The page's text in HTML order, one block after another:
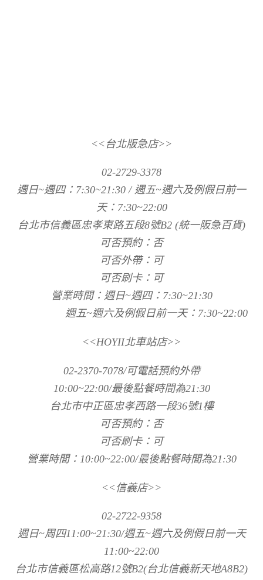
<<台北版急店>>
02-2729-3378
週日~週四：7:30~21:30 / 週五~週六及例假日前一
天：7:30~22:00
台北市信義區忠孝東路五段8號B2 (統一阪急百貨)
可否預約：否
可否外帶：可
可否刷卡：可
營業時間：週日~週四：7:30~21:30
週五~週六及例假日前一天：7:30~22:00
<<HOYII北車站店>>
02-2370-7078/可電話預約外帶
10:00~22:00/最後點餐時間為21:30
台北市中正區忠孝西路一段36號1樓
可否預約：否
可否刷卡：可
營業時間：10:00~22:00/最後點餐時間為21:30
<<信義店>>
02-2722-9358
週日~周四11:00~21:30/週五~週六及例假日前一天
11:00~22:00
台北市信義區松高路12號B2(台北信義新天地A8B2)